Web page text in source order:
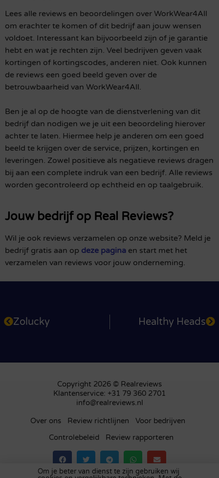
Lees alle reviews en beoordelingen over WorkWear4All
om erachter te komen of dit bedrijf aan jouw wensen
voldoet. Interessant kan bijvoorbeeld zijn of je garantie
hebt en wat je rechten zijn. Veel bedrijven geven vaak
kortingen of kortingscodes, anderen niet. Ook kunnen
de reviews een goed beeld geven over de
betrouwbaarheid van WorkWear4All.
Ben je al op de hoogte van de dienstverlening van dit
bedrijf dan nodigen we je uit een beoordeling hierover
achter te laten. Hiermee help je anderen om een goed
beeld te krijgen over de service, prijzen, kortingen en
leveringen. Zowel positieve als negatieve reviews dragen
bij aan een complete indruk van een bedrijf. Alle reviews
worden gecontroleerd op echtheid en op taalgebruik.
Jouw bedrijf op Real Reviews?
Wil je ook reviews verzamelen op onze website? Meld je
bedrijf gratis aan op deze pagina en start met het
verzamelen van reviews voor jouw onderneming.
Zolucky Healthy Heads
Copyright 2026 © Realreviews
Klantenservice: +31 79 360 2701
info@realreviews.nl
Over ons Review richtlijnen
Voor bedrijven
Controlebeleid
Review rapporteren
Om je beter van dienst te zijn gebruiken wij